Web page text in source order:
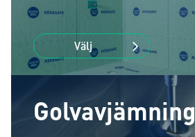
Välj
Golvavjämning